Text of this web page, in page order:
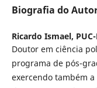
Biografia do
Ricardo Ismael, PUC-
Doutor em ciência
programa de pós-
exercendo também